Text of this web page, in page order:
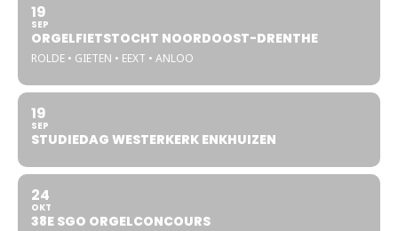
19
SEP
ORGELFIETSTOCHT NOORDOOST-DRENTHE
ROLDE • GIETEN • EEXT • ANLOO
19
SEP
STUDIEDAG WESTERKERK ENKHUIZEN
24
OKT
38E SGO ORGELCONCOURS